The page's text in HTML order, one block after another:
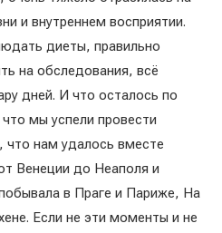
и внутреннем восприятии.
диеты, правильно
на обследования, всё
дней. И что осталось по
мы успели провести
что нам удалось вместе
Венеции до Неаполя и
в Праге и Париже, На
Если не эти моменты и не